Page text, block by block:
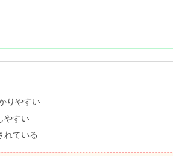
りやすい
やすい
れている